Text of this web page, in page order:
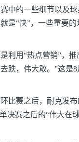
中的一些细节以及
是“快”，一些重要
利用“热点营销”，
跌，伟大敢。”这
比赛之后，耐克发
决赛之后的“伟大